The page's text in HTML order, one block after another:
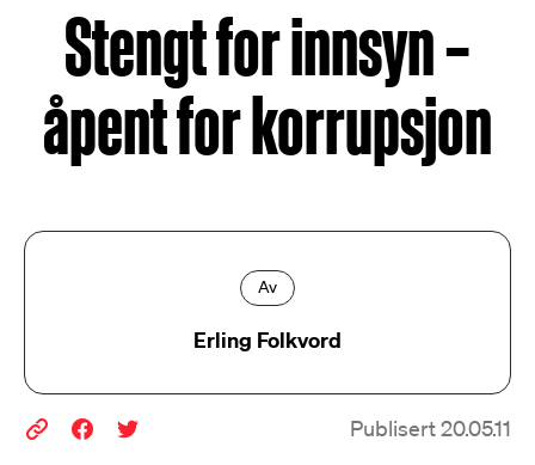
Stengt for innsyn –
åpent for korrupsjon
Av
Erling Folkvord
Publisert 20.05.11